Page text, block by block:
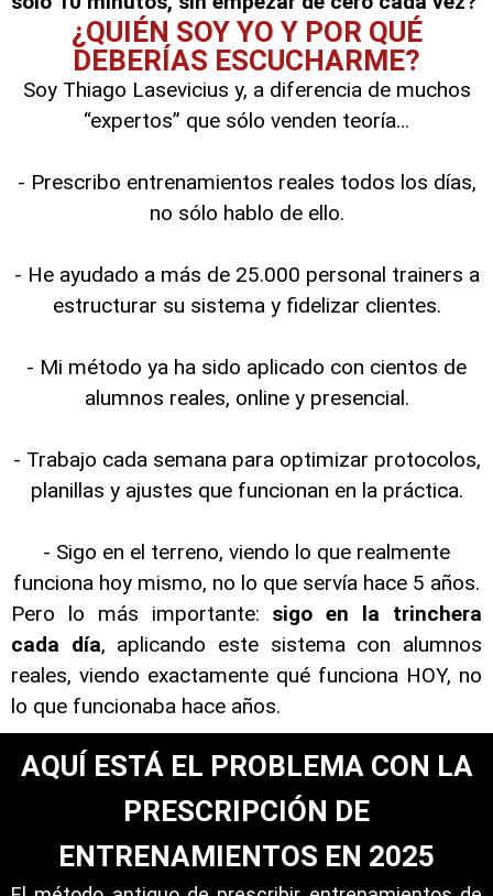
¿QUIÉN SOY YO Y POR QUÉ
DEBERÍAS ESCUCHARME?
Soy Thiago Lasevicius y, a diferencia de muchos
“expertos” que sólo venden teoría…
- Prescribo entrenamientos reales todos los días,
no sólo hablo de ello.
- He ayudado a más de 25.000 personal trainers a
estructurar su sistema y fidelizar clientes.
- Mi método ya ha sido aplicado con cientos de
alumnos reales, online y presencial.
- Trabajo cada semana para optimizar protocolos,
planillas y ajustes que funcionan en la práctica.
- Sigo en el terreno, viendo lo que realmente
funciona hoy mismo, no lo que servía hace 5 años.
Pero lo más importante: sigo en la trinchera
cada día, aplicando este sistema con alumnos
reales, viendo exactamente qué funciona HOY, no
lo que funcionaba hace años.
AQUÍ ESTÁ EL PROBLEMA CON LA
PRESCRIPCIÓN DE
ENTRENAMIENTOS EN 2025